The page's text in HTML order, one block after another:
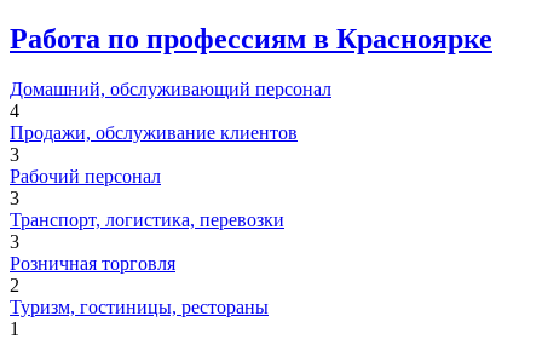
Работа по профессиям в Красноярке
Домашний, обслуживающий персонал
4
Продажи, обслуживание клиентов
3
Рабочий персонал
3
Транспорт, логистика, перевозки
3
Розничная торговля
2
Туризм, гостиницы, рестораны
1